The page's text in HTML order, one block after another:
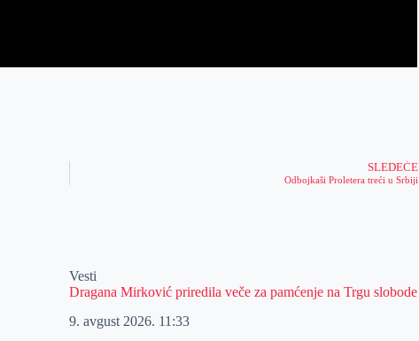
SLEDEĆE
Odbojkaši Proletera treći u Srbiji
Vesti
Dragana Mirković priredila veče za pamćenje na Trgu slobode
9. avgust 2026. 11:33